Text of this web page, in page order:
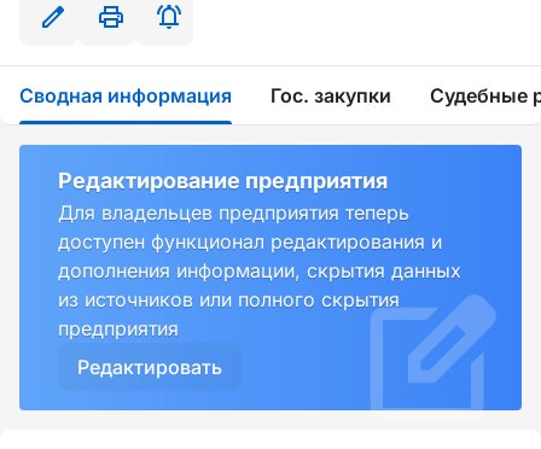
Сводная информация Гос. закупки Судебные
Редактирование предприятия
Для владельцев предприятия теперь
доступен функционал редактирования и
дополнения информации, скрытия данных
из источников или полного скрытия
предприятия
Редактировать